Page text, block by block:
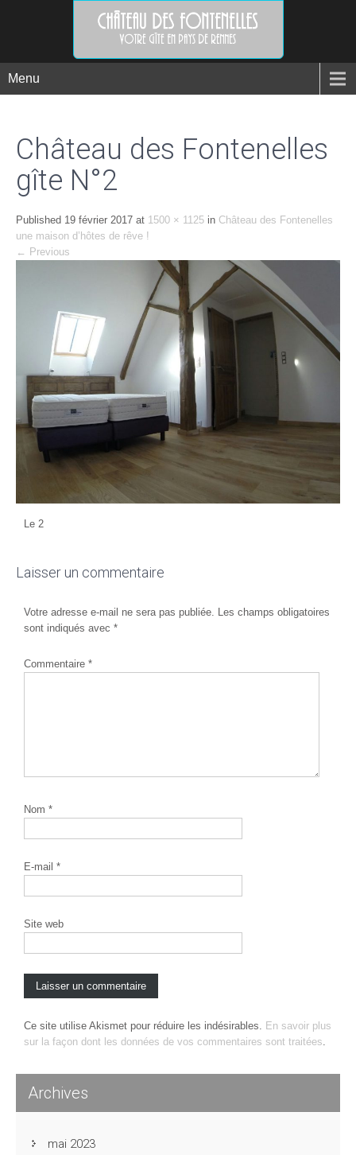
Menu
Château des Fontenelles
gîte N°2
Published 19 février 2017 at 1500 × 1125 in Château des Fontenelles
une maison d’hôtes de rêve !
← Previous
Le 2
Laisser un commentaire
Votre adresse e-mail ne sera pas publiée. Les champs obligatoires
sont indiqués avec *
Commentaire *
Nom *
E-mail *
Site web
Ce site utilise Akismet pour réduire les indésirables. En savoir plus
sur la façon dont les données de vos commentaires sont traitées.
Archives
mai 2023